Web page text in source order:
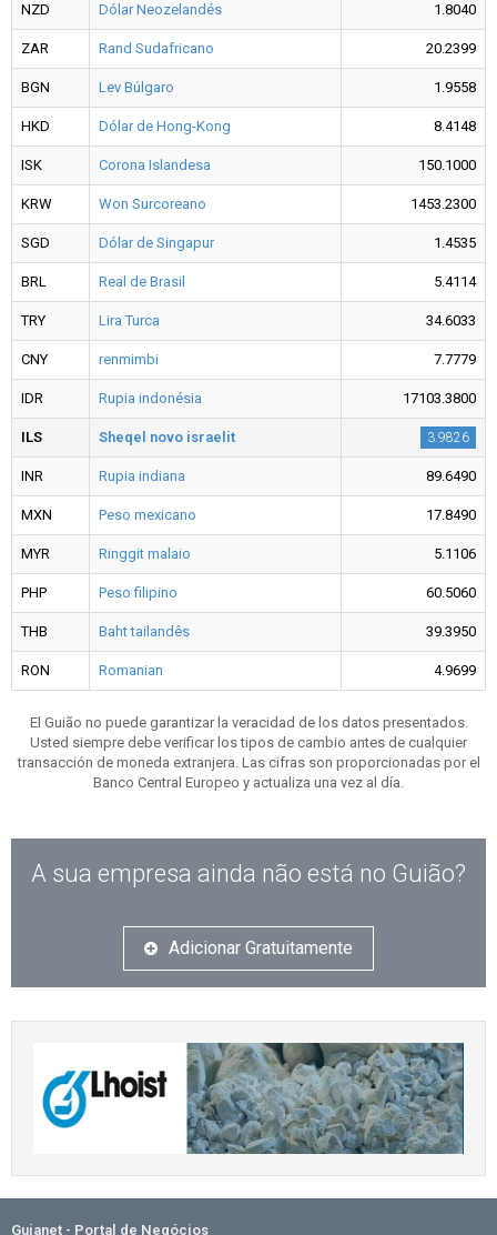
NZD Dólar Neozelandés 1.8040
ZAR Rand Sudafricano 20.2399
BGN Lev Búlgaro 1.9558
HKD Dólar de Hong-Kong 8.4148
ISK Corona Islandesa 150.1000
KRW Won Surcoreano 1453.2300
SGD Dólar de Singapur 1.4535
BRL Real de Brasil 5.4114
TRY Lira Turca 34.6033
CNY renmimbi 7.7779
IDR Rupia indonésia 17103.3800
ILS Sheqel novo israelit 3.9826
INR Rupia indiana 89.6490
MXN Peso mexicano 17.8490
MYR Ringgit malaio 5.1106
PHP Peso filipino 60.5060
THB Baht tailandês 39.3950
RON Romanian 4.9699
El Guião no puede garantizar la veracidad de los datos presentados.
Usted siempre debe verificar los tipos de cambio antes de cualquier
transacción de moneda extranjera. Las cifras son proporcionadas por el
Banco Central Europeo y actualiza una vez al día.
A sua empresa ainda não está no Guião?
Adicionar Gratuitamente
Guianet - Portal de Negócios